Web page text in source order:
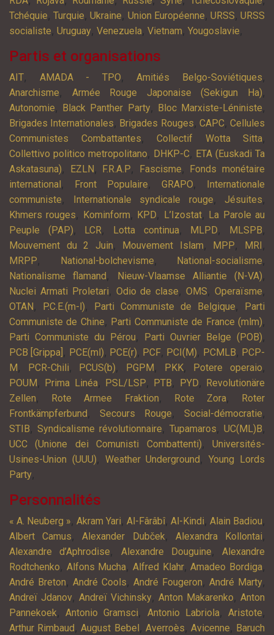
Tchéquie,Turquie,Ukraine, Union Européenne, URSS,URSS
socialiste, Uruguay, Venezuela, Vietnam, Yougoslavie,
Partis et organisations
AIT, AMADA - TPO,Amitiés Belgo-Soviétiques,
Anarchisme, Armée Rouge Japonaise (Sekigun Ha),
Autonomie, Black Panther Party, Bloc Marxiste-Léniniste,
Brigades Internationales, Brigades Rouges, CAPC,Cellules
Communistes Combattantes, Collectif Wotta Sitta,
Collettivo politico metropolitano, DHKP-C, ETA (Euskadi Ta
Askatasuna), EZLN , F.R.A.P, Fascisme,
Fonds monétaire
international , Front Populaire, GRAPO,
Internationale
communiste, Internationale syndicale rouge, Jésuites,
Khmers rouges, Kominform, KPD, L’Izostat, La Parole au
Peuple (PAP), LCR, Lotta continua, MLPD, MLSPB,
Mouvement du 2 Juin, Mouvement Islam, MPP, MRI ,
MRPP, National-bolchevisme, National-socialisme,
Nationalisme flamand , Nieuw-Vlaamse Alliantie (N-VA),
Nuclei Armati Proletari, Odio de clase,OMS,Operaïsme,
OTAN , P.C.E.(m-l), Parti Communiste de Belgique,
Parti
Communiste de Chine, Parti Communiste de France (mlm),
Parti Communiste du Pérou, Parti Ouvrier Belge (POB),
PCB [Grippa] , PCE(ml), PCE(r), PCF, PCI(M), PCMLB, PCP-
M , PCR-Chili, PCUS(b), PGPM , PKK, Potere operaio,
POUM , Prima Linéa, PSL/LSP, PTB, PYD,
Revolutionäre
Zellen, Rote Armee Fraktion, Rote Zora,
Roter
Frontkämpferbund , Secours Rouge, Social-démocratie,
STIB, Syndicalisme révolutionnaire, Tupamaros, UC(ML)B,
UCC (Unione dei Comunisti Combattenti),Universités-
Usines-Union (UUU), Weather Underground ,Young Lords
Party,
Personnalités
« A. Neuberg », Akram Yari, Al-Fârâbî, Al-Kindi, Alain Badiou,
Albert Camus,Alexander Dubček, Alexandra Kollontai,
Alexandre d’Aphrodise, Alexandre Douguine, Alexandre
Rodtchenko, Alfons Mucha,Alfred Klahr,Amadeo Bordiga,
André Breton, André Cools, André Fougeron, André Marty,
Andreï Jdanov, Andreï Vichinsky, Anton Makarenko, Anton
Pannekoek,Antonio Gramsci, Antonio Labriola,Aristote,
Arthur Rimbaud ,August Bebel , Averroès, Avicenne, Baruch